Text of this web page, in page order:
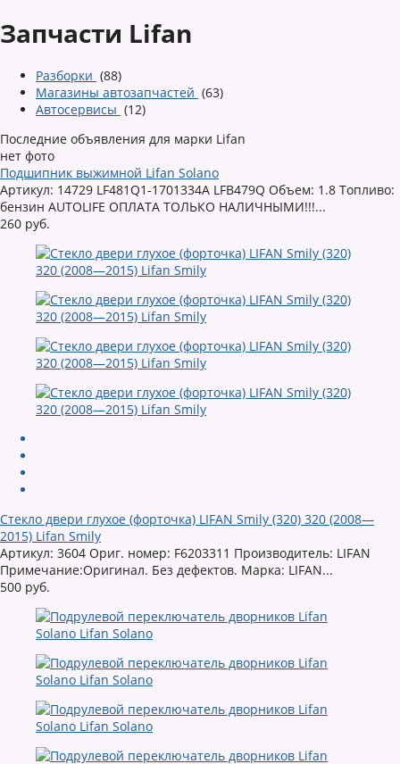
Запчасти Lifan
Разборки (88)
Магазины автозапчастей (63)
Автосервисы (12)
Последние объявления для марки Lifan
нет фото
Подшипник выжимной Lifan Solano
Артикул: 14729 LF481Q1-1701334A LFB479Q Объем: 1.8 Топливо:
бензин AUTOLIFE ОПЛАТА ТОЛЬКО НАЛИЧНЫМИ!!!...
260 руб.
Стекло двери глухое (форточка) LIFAN Smily (320) 320 (2008—
2015) Lifan Smily
Артикул: 3604 Ориг. номер: F6203311 Производитель: LIFAN
Примечание:Оригинал. Без дефектов. Марка: LIFAN...
500 руб.